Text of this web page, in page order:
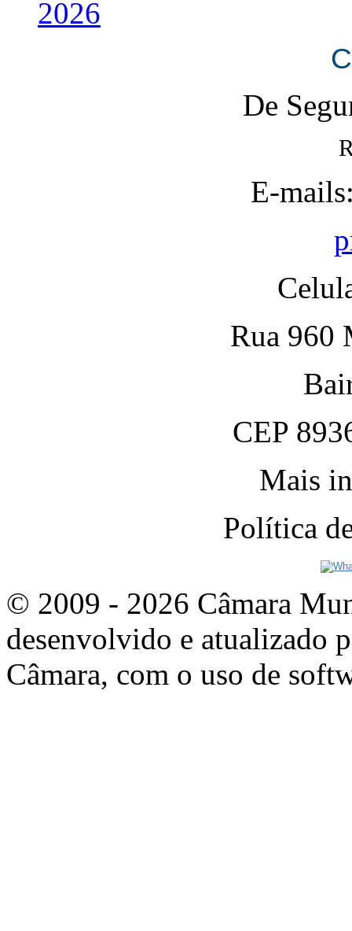
2026
De
E-
Rua 960
CEP
Mais
Política
© 2009 - 2026 Câmara
desenvolvido e atualizado
Câmara, com o uso de